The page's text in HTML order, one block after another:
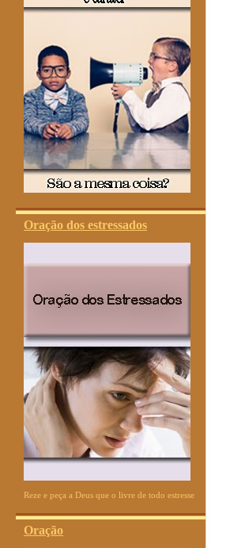
Oração dos estressados
Reze e peça a Deus que o livre de todo estresse
Oração